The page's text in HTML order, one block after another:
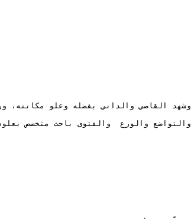
والورع  والفتوى باحث متخصص